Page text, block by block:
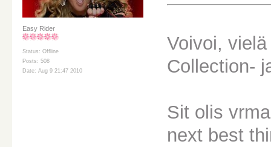
Easy Rider
Status: Offline
Posts: 508
Date: Aug 9 21:47 2010
Voivoi,
Collection-
Sit olis
next best